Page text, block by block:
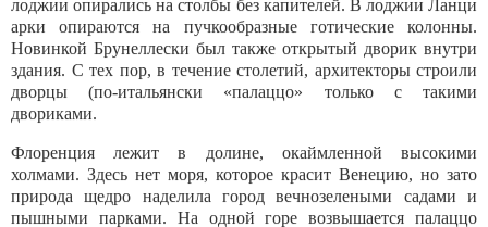
лоджии опирались на столбы без капителей. В лоджии Ланци
арки опираются на пучкообразные готические колонны.
Новинкой Брунеллески был также открытый дворик внутри
здания. С тех пор, в течение столетий, архитекторы строили
дворцы (по-итальянски «палаццо» только с такими
двориками.
Флоренция лежит в долине, окаймленной высокими
холмами. Здесь нет моря, которое красит Венецию, но зато
природа щедро наделила город вечнозелеными садами и
пышными парками. На одной горе возвышается палаццо